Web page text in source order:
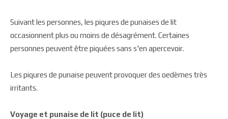
Suivant les personnes, les piqures de punaises de lit
occasionnent plus ou moins de désagrément. Certaines
personnes peuvent être piquées sans s'en apercevoir.
Les piqures de punaise peuvent provoquer des oedèmes très
irritants.
Voyage et punaise de lit (puce de lit)